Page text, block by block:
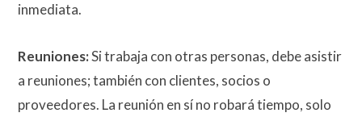
inmediata.
Reuniones:Si trabaja con otras personas, debe asistir
a reuniones; también con clientes, socios o
proveedores. La reunión en sí no robará tiempo, solo